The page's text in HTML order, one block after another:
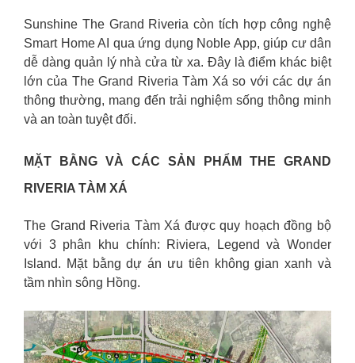
Sunshine The Grand Riveria còn tích hợp công nghệ
Smart Home AI qua ứng dụng Noble App, giúp cư dân
dễ dàng quản lý nhà cửa từ xa. Đây là điểm khác biệt
lớn của The Grand Riveria Tàm Xá so với các dự án
thông thường, mang đến trải nghiệm sống thông minh
và an toàn tuyệt đối.
MẶT BẰNG VÀ CÁC SẢN PHẨM THE GRAND
RIVERIA TÀM XÁ
The Grand Riveria Tàm Xá được quy hoạch đồng bộ
với 3 phân khu chính: Riviera, Legend và Wonder
Island. Mặt bằng dự án ưu tiên không gian xanh và
tầm nhìn sông Hồng.